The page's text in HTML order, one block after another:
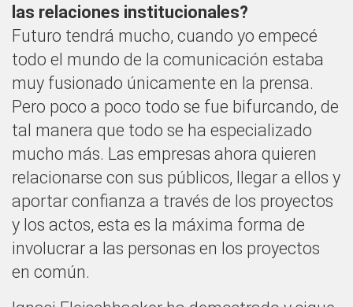
las relaciones institucionales?
Futuro tendrá mucho, cuando yo empecé
todo el mundo de la comunicación estaba
muy fusionado únicamente en la prensa.
Pero poco a poco todo se fue bifurcando, de
tal manera que todo se ha especializado
mucho más. Las empresas ahora quieren
relacionarse con sus públicos, llegar a ellos y
aportar confianza a través de los proyectos
y los actos, esta es la máxima forma de
involucrar a las personas en los proyectos
en común.